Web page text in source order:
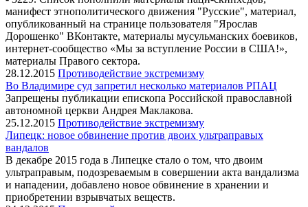
манифест этнополитического движения "Русские", материал,
опубликованный на странице пользователя "Ярослав
Дорошенко" ВКонтакте, материалы мусульманских боевиков,
интернет-сообщество «Мы за вступление России в США!»,
материалы Правого сектора.
28.12.2015 Противодействие экстремизму
Во Владимире суд запретил несколько материалов РПАЦ
Запрещены публикации епископа Российской православной
автономной церкви Андрея Маклакова.
25.12.2015 Противодействие экстремизму
Липецк: новое обвинение против двоих ультраправых
вандалов
В декабре 2015 года в Липецке стало о том, что двоим
ультраправым, подозреваемым в совершении акта вандализма
и нападении, добавлено новое обвинение в хранении и
приобретении взрывчатых веществ.